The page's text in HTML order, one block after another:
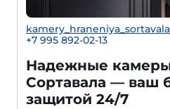
kamery_hraneniya_sortavala
+7 995 892-02-13
Надежные
Сортавала — ваш
защитой 24/7